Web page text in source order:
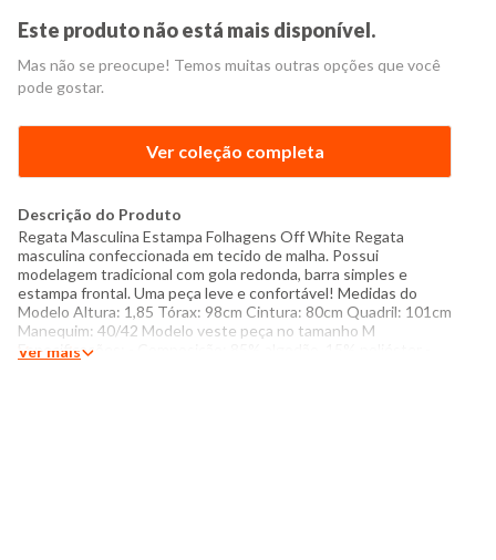
Este produto não está mais disponível.
Mas não se preocupe! Temos muitas outras opções que você
pode gostar.
Ver coleção completa
Descrição do Produto
Regata Masculina Estampa Folhagens Off White Regata
masculina confeccionada em tecido de malha. Possui
modelagem tradicional com gola redonda, barra simples e
estampa frontal. Uma peça leve e confortável! Medidas do
Modelo Altura: 1,85 Tórax: 98cm Cintura: 80cm Quadril: 101cm
Manequim: 40/42 Modelo veste peça no tamanho M
Especificações: - Composição: 85% algodão, 15% poliéster -
Ver mais